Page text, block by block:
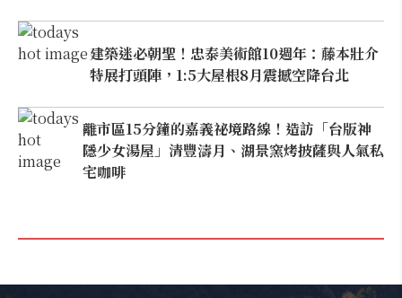
建築迷必朝聖！忠泰美術館10週年：藤本壯介
特展打頭陣，1:5大屋根8月震撼空降台北
離市區15分鐘的嘉義祕境路線！造訪「台版神
隱少女湯屋」清豐濤月、湖景窯烤披薩與人氣私
宅咖啡